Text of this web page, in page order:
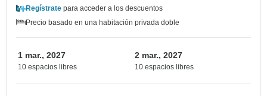
Regístrate para acceder a los descuentos
Precio basado en una habitación privada doble
1 mar., 2027
10 espacios libres
2 mar., 2027
10 espacios libres